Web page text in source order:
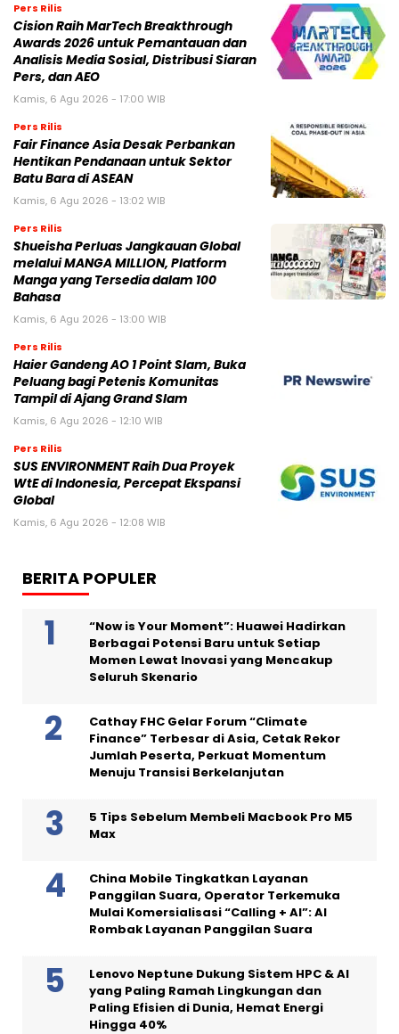
Pers Rilis
Cision Raih MarTech Breakthrough
Awards 2026 untuk Pemantauan dan
Analisis Media Sosial, Distribusi Siaran
Pers, dan AEO
Kamis, 6 Agu 2026 - 17:00 WIB
Pers Rilis
Fair Finance Asia Desak Perbankan
Hentikan Pendanaan untuk Sektor
Batu Bara di ASEAN
Kamis, 6 Agu 2026 - 13:02 WIB
Pers Rilis
Shueisha Perluas Jangkauan Global
melalui MANGA MILLION, Platform
Manga yang Tersedia dalam 100
Bahasa
Kamis, 6 Agu 2026 - 13:00 WIB
Pers Rilis
Haier Gandeng AO 1 Point Slam, Buka
Peluang bagi Petenis Komunitas
Tampil di Ajang Grand Slam
Kamis, 6 Agu 2026 - 12:10 WIB
Pers Rilis
SUS ENVIRONMENT Raih Dua Proyek
WtE di Indonesia, Percepat Ekspansi
Global
Kamis, 6 Agu 2026 - 12:08 WIB
BERITA POPULER
“Now is Your Moment”: Huawei Hadirkan
Berbagai Potensi Baru untuk Setiap
Momen Lewat Inovasi yang Mencakup
Seluruh Skenario
Cathay FHC Gelar Forum “Climate
Finance” Terbesar di Asia, Cetak Rekor
Jumlah Peserta, Perkuat Momentum
Menuju Transisi Berkelanjutan
5 Tips Sebelum Membeli Macbook Pro M5
Max
China Mobile Tingkatkan Layanan
Panggilan Suara, Operator Terkemuka
Mulai Komersialisasi “Calling + AI”: AI
Rombak Layanan Panggilan Suara
Lenovo Neptune Dukung Sistem HPC & AI
yang Paling Ramah Lingkungan dan
Paling Efisien di Dunia, Hemat Energi
Hingga 40%